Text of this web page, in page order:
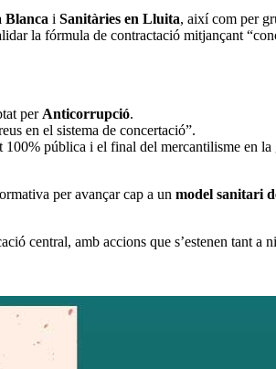
Blanca i Sanitàries en Lluita, així com per
la fórmula de contractació mitjançant
per Anticorrupció.
en el sistema de concertació”.
100% pública i el final del mercantilisme en la
per avançar cap a un model sanitari
central, amb accions que s’estenen tant a